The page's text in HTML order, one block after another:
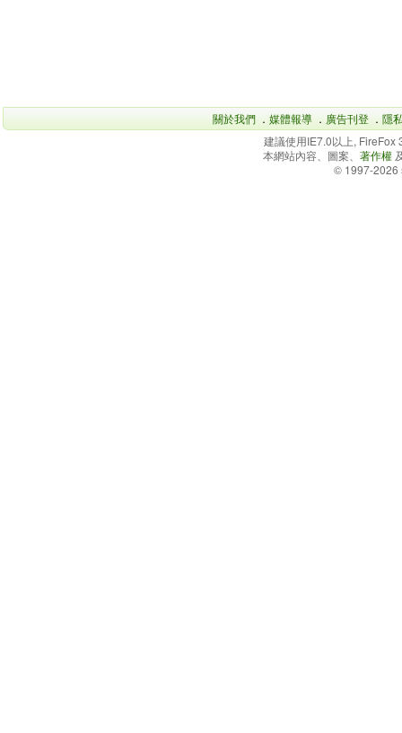
關於我們 ． 媒體報導 ． 廣告刊登 ． 隱
建議使用IE7.0以上,
本網站內容、圖案、 著作權
© 1997-2026